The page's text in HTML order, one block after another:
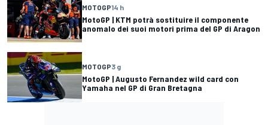
MOTOGP14 h
MotoGP | KTM potrà sostituire il componente
anomalo dei suoi motori prima del GP di Aragon
MOTOGP3 g
MotoGP | Augusto Fernandez wild card con
Yamaha nel GP di Gran Bretagna